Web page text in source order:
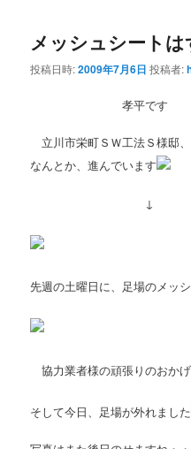
メッシュシート
投稿日時:2009年7月6日 投稿者:
孝平です
立川市栄町ＳＷ工法Ｓ様邸
なんとか、進んでいます
↓
先週の土曜日に、足場のメッ
協力業者様の頑張りのおか
そして今日、足場が外れました